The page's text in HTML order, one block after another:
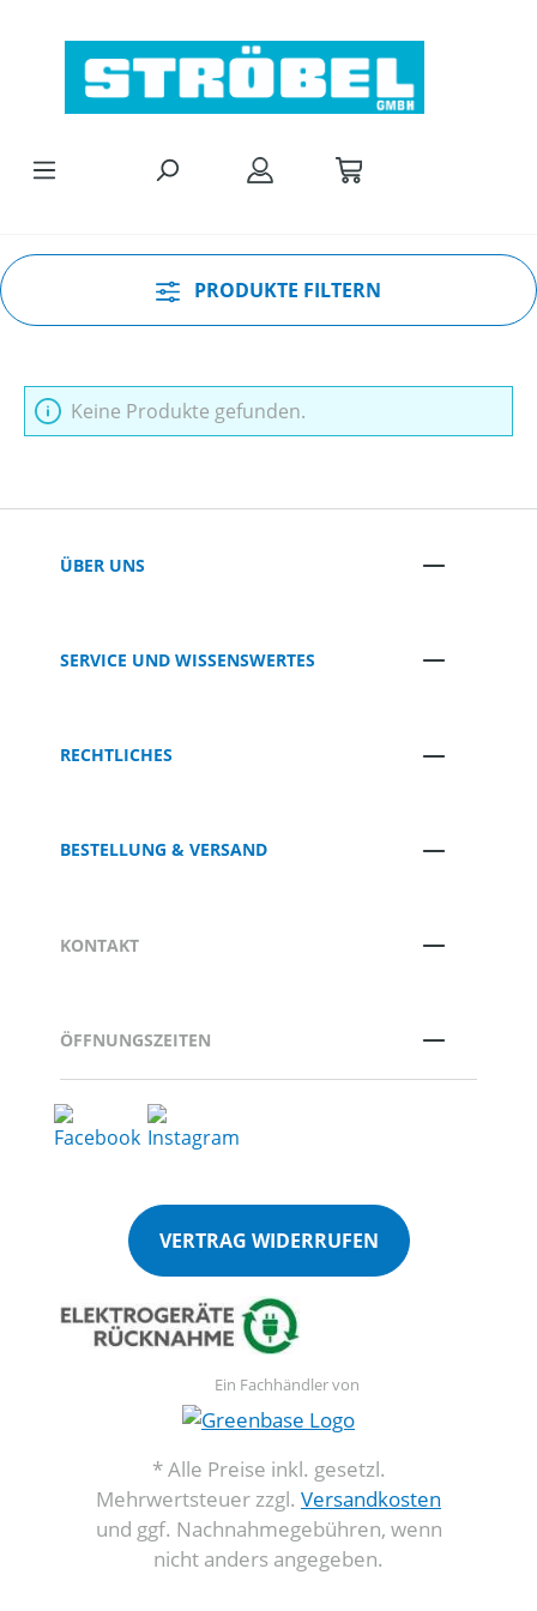
PRODUKTE FILTERN
Keine Produkte gefunden.
ÜBER UNS
SERVICE UND WISSENSWERTES
RECHTLICHES
BESTELLUNG & VERSAND
KONTAKT
ÖFFNUNGSZEITEN
VERTRAG WIDERRUFEN
Ein Fachhändler von
* Alle Preise inkl. gesetzl.
Mehrwertsteuer zzgl. Versandkosten
und ggf. Nachnahmegebühren, wenn
nicht anders angegeben.